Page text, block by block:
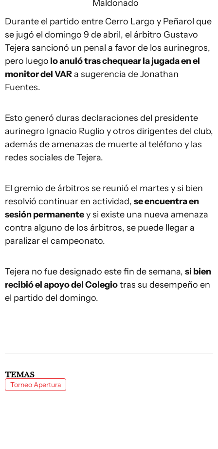
Maldonado
Durante el partido entre Cerro Largo y Peñarol que
se jugó el domingo 9 de abril, el árbitro Gustavo
Tejera sancionó un penal a favor de los aurinegros,
pero luego lo anuló tras chequear la jugada en el
monitor del VARa sugerencia de Jonathan
Fuentes.
Esto generó duras declaraciones del presidente
aurinegro Ignacio Ruglio y otros dirigentes del club,
además de amenazas de muerte al teléfono y las
redes sociales de Tejera.
El gremio de árbitros se reunió el martes y si bien
resolvió continuar en actividad, se encuentra en
sesión permanentey si existe una nueva amenaza
contra alguno de los árbitros, se puede llegar a
paralizar el campeonato.
Tejera no fue designado este fin de semana, si bien
recibió el apoyo del Colegiotras su desempeño en
el partido del domingo.
TEMAS
Torneo Apertura